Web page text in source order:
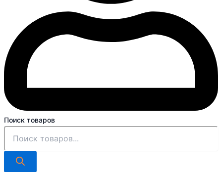
Поиск товаров